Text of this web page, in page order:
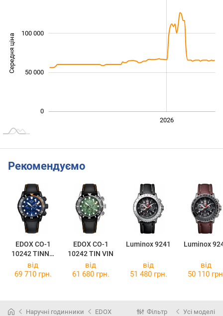
Середня ціна
0
100 000
50 000
2026
Рекомендуємо
EDOX CO-1
10242 TINNO
BUIN
EDOX CO-1
10242 TIN VIN
Luminox 9241 Luminox
від
69 710 грн.
від
61 680 грн.
від
51 480 грн.
від
50 110
Наручні годинники EDOX Фільтр Усі моделі